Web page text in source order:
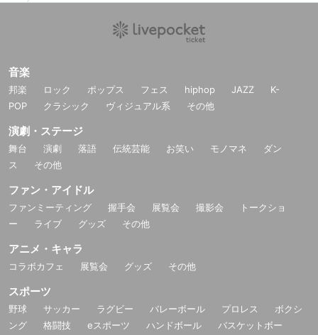
音楽
邦楽 ロック ポップス フェス hiphop JAZZ
K-
POP
クラシック ヴィジュアル系 その他
演劇・ステージ
舞台 演劇 落語 伝統芸能 お笑い モノマネ
ダン
ス
その他
ファン・アイドル
ファンミーティング 握手会 展覧会 撮影会
トークショ
ー
ライブ グッズ その他
アニメ・キャラ
コラボカフェ 展覧会 グッズ その他
スポーツ
野球 サッカー ラグビー バレーボール プロレス
ボクシ
ング
格闘技 eスポーツ ハンドボール
バスケットボー